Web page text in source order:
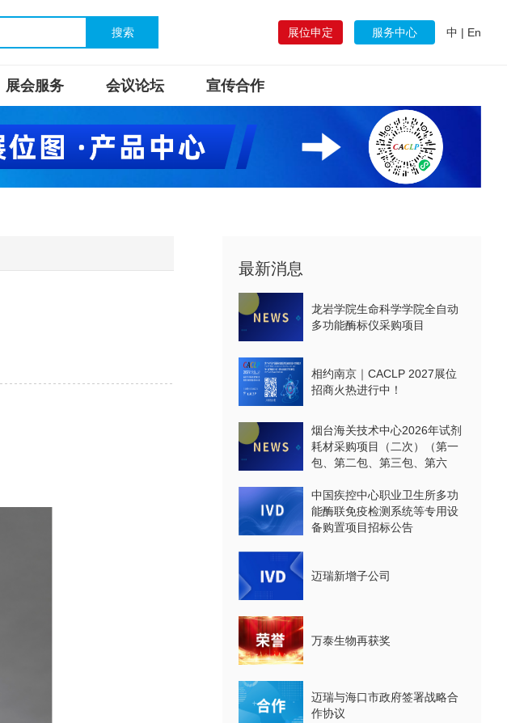
搜索 展位申定 服务中心 中 | En
展会服务 会议论坛 宣传合作
最新消息
龙岩学院生命科学学院全自动
多功能酶标仪采购项目
相约南京｜CACLP 2027展位
招商火热进行中！
烟台海关技术中心2026年试剂
耗材采购项目（二次）（第一
包、第二包、第三包、第六
标公告
中国疾控中心职业卫生所多功
能酶联免疫检测系统等专用设
备购置项目招标公告
迈瑞新增子公司
万泰生物再获奖
迈瑞与海口市政府签署战略合
作协议